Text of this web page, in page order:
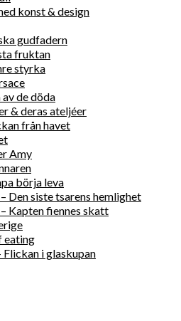
konst & design
gudfadern
fruktan
styrka
av de döda
& deras ateljéer
från havet
Amy
börja leva
Den siste tsarens hemlighet
– Kapten fiennes skatt
eating
Flickan i glaskupan